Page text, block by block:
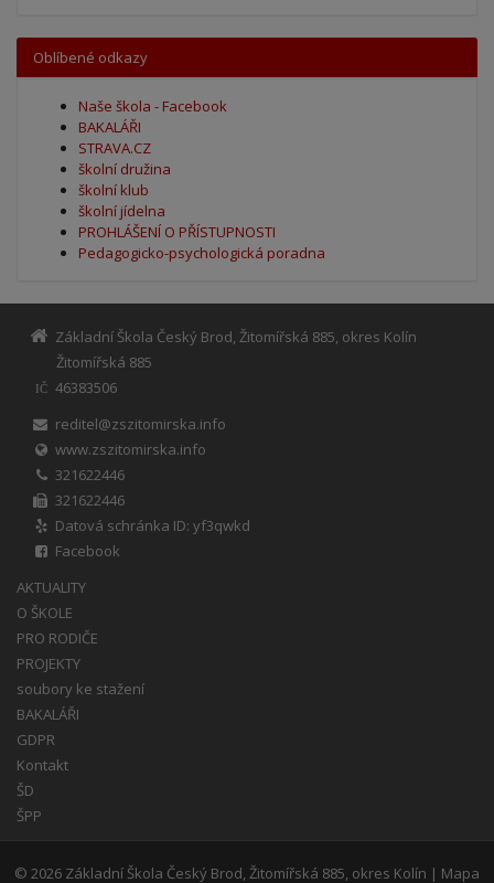
Oblíbené odkazy
Naše škola - Facebook
BAKALÁŘI
STRAVA.CZ
školní družina
školní klub
školní jídelna
PROHLÁŠENÍ O PŘÍSTUPNOSTI
Pedagogicko-psychologická poradna
Základní Škola Český Brod, Žitomířská 885, okres Kolín
Žitomířská 885
IČ
46383506
reditel@zszitomirska.info
www.zszitomirska.info
321622446
321622446
Datová schránka ID: yf3qwkd
Facebook
AKTUALITY
O ŠKOLE
PRO RODIČE
PROJEKTY
soubory ke stažení
BAKALÁŘI
GDPR
Kontakt
ŠD
ŠPP
© 2026 Základní Škola Český Brod, Žitomířská 885, okres Kolín | Mapa